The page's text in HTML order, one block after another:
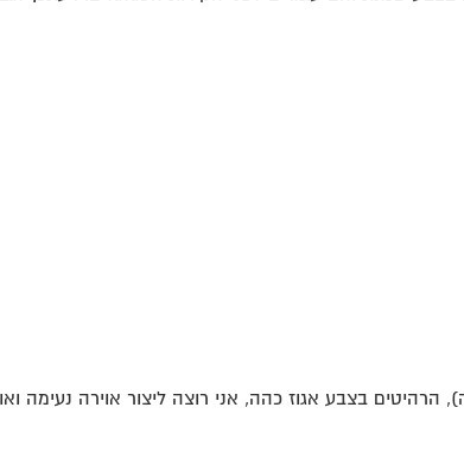
הרהיטים בצבע אגוז כהה, אני רוצה ליצור אוירה נעימה